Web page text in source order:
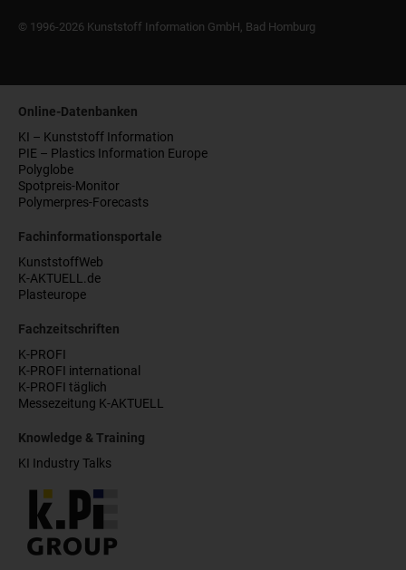
© 1996-2026 Kunststoff Information GmbH, Bad Homburg
Online-Datenbanken
KI – Kunststoff Information
PIE – Plastics Information Europe
Polyglobe
Spotpreis-Monitor
Polymerpres-Forecasts
Fachinformationsportale
KunststoffWeb
K-AKTUELL.de
Plasteurope
Fachzeitschriften
K-PROFI
K-PROFI international
K-PROFI täglich
Messezeitung K-AKTUELL
Knowledge & Training
KI Industry Talks